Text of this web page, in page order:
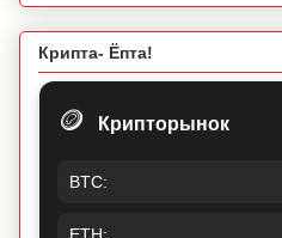
Крипта- Ёпта!
🪙 Крипторынок
BTC:
ETH: